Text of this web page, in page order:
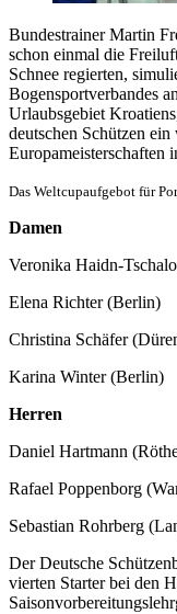
Bundestrainer Martin
schon einmal die
Schnee regierten,
Bogensportverbandes
Urlaubsgebiet
deutschen Schützen
Europameisterschaften
Das Weltcupaufgebot für
Damen
Veronika Haidn-
Elena Richter (Berlin)
Christina Schäfer
Karina Winter (Berlin)
Herren
Daniel Hartmann
Rafael Poppenborg
Sebastian Rohrberg
Der Deutsche
vierten Starter bei den